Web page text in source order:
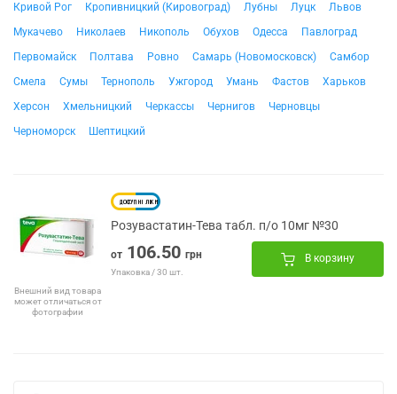
Кривой Рог
Кропивницкий (Кировоград) Лубны Луцк
Львов
Мукачево
Николаев Никополь Обухов Одесса
Павлоград
Первомайск
Полтава Ровно Самарь (Новомосковск)
Самбор
Смела
Сумы Тернополь Ужгород Умань Фастов
Харьков
Херсон
Хмельницкий Черкассы Чернигов
Черновцы
Черноморск
Шептицкий
Внешний вид товара
может отличаться от
фотографии
Розувастатин-Тева табл. п/о 10мг №30
от 106.50 грн
Упаковка / 30 шт.
В корзину